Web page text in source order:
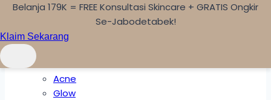
Skip to content
Home
Treatments
Acne
Glow
Belanja 179K = FREE Konsultasi Skincare + GRATIS Ongkir
Se-Jabodetabek!
Klaim Sekarang